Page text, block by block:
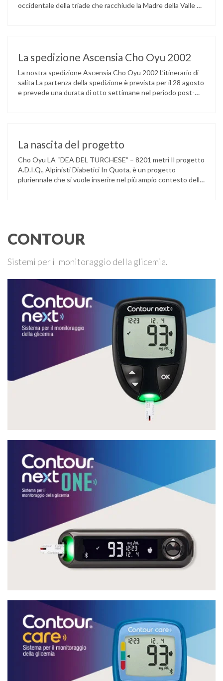
occidentale della triade che racchiude la Madre della Valle o
La spedizione Ascensia Cho Oyu 2002
La nostra spedizione Ascensia Cho Oyu 2002 L’itinerario di
salita La partenza della spedizione è prevista per il 28 agosto
e prevede una durata di otto settimane nel periodo post-
La nascita del progetto
Cho Oyu LA “DEA DEL TURCHESE” – 8201 metri Il progetto
A.D.I.Q., Alpinisti Diabetici In Quota, è un progetto
pluriennale che si vuole inserire nel più ampio contesto delle
CONTOUR
Sistemi per il monitoraggio della glicemia.